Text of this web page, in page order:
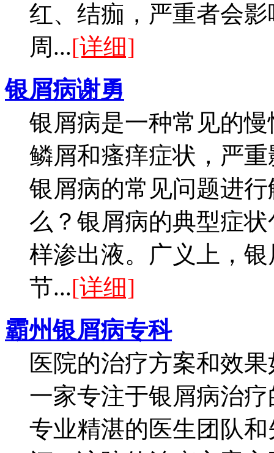
红、结痂，严重者会
周...[详细]
银屑病谢勇
银屑病是一种常见的
鳞屑和瘙痒症状，严
银屑病的常见问题进
么？银屑病的典型症
样渗出液。广义上，
节...[详细]
霸州银屑病专科
医院的治疗方案和效
一家专注于银屑病治
专业精湛的医生团队